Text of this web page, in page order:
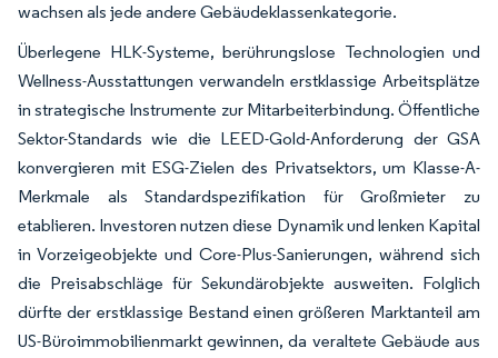
wachsen als jede andere Gebäudeklassenkategorie.
Überlegene HLK-Systeme, berührungslose Technologien und
Wellness-Ausstattungen verwandeln erstklassige Arbeitsplätze
in strategische Instrumente zur Mitarbeiterbindung. Öffentliche
Sektor-Standards wie die LEED-Gold-Anforderung der GSA
konvergieren mit ESG-Zielen des Privatsektors, um Klasse-A-
Merkmale als Standardspezifikation für Großmieter zu
etablieren. Investoren nutzen diese Dynamik und lenken Kapital
in Vorzeigeobjekte und Core-Plus-Sanierungen, während sich
die Preisabschläge für Sekundärobjekte ausweiten. Folglich
dürfte der erstklassige Bestand einen größeren Marktanteil am
US-Büroimmobilienmarkt gewinnen, da veraltete Gebäude aus